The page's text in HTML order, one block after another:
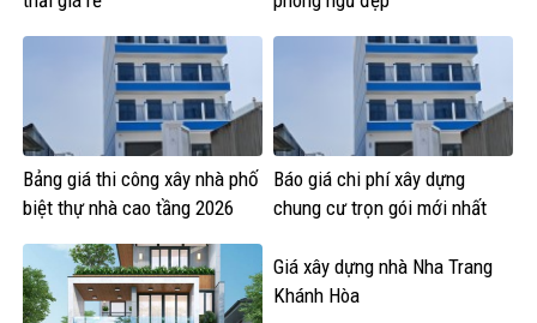
Bảng giá thi công xây nhà phố
biệt thự nhà cao tầng 2026
Báo giá chi phí xây dựng
chung cư trọn gói mới nhất
Giá xây dựng nhà Nha Trang
Khánh Hòa